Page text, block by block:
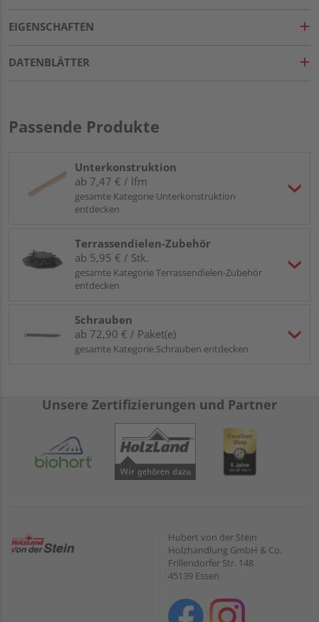
EIGENSCHAFTEN
DATENBLÄTTER
Passende Produkte
Unterkonstruktion
ab 7,47 € / lfm
gesamte Kategorie Unterkonstruktion
entdecken
Terrassendielen-Zubehör
ab 5,95 € / Stk.
gesamte Kategorie Terrassendielen-Zubehör
entdecken
Schrauben
ab 72,90 € / Paket(e)
gesamte Kategorie Schrauben entdecken
Unsere Zertifizierungen und Partner
Hubert von der Stein
Holzhandlung GmbH & Co.
Frillendorfer Str. 148
45139 Essen